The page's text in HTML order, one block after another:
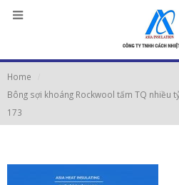
Home
Bông sợi khoáng Rockwool tấm TQ nhiều
173